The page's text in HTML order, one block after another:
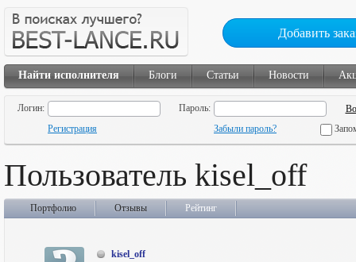
Добавить
Найти исполнителя Блоги Статьи Новости
Логин:
Пароль:
Регистрация
Забыли пароль?
Пользователь kisel_off
Портфолио Отзывы Рейтинг
kisel_off